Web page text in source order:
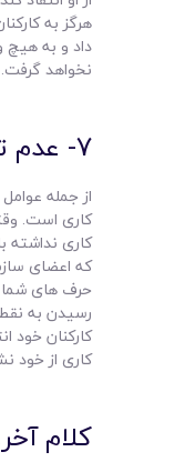
هرگز به
داد و به
نخواهد گرفت.
7- عدم تعهد کاری
از جمله
کاری است.
کاری نداشته
که اعضای
حرف های شما
رسیدن به
کارکنان خود
کاری از خود
کلام